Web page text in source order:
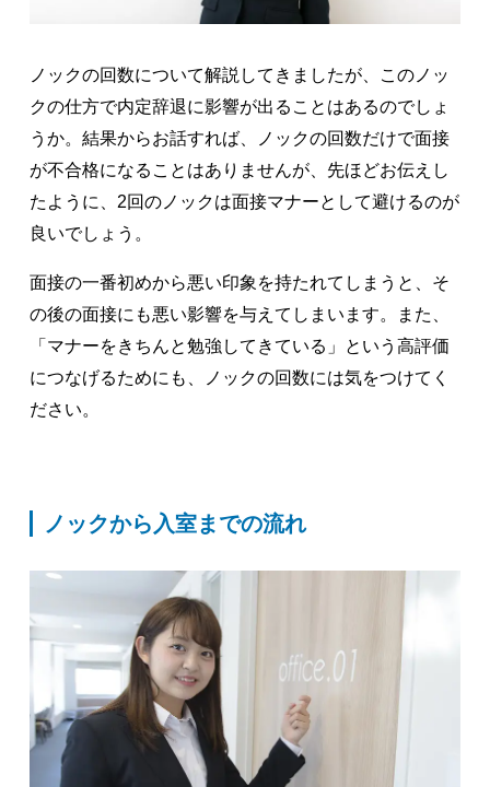
ノックの回数について解説してきましたが、このノッ
クの仕方で内定辞退に影響が出ることはあるのでしょ
うか。結果からお話すれば、ノックの回数だけで面接
が不合格になることはありませんが、先ほどお伝えし
たように、2回のノックは面接マナーとして避けるのが
良いでしょう。
面接の一番初めから悪い印象を持たれてしまうと、そ
の後の面接にも悪い影響を与えてしまいます。また、
「マナーをきちんと勉強してきている」という高評価
につなげるためにも、ノックの回数には気をつけてく
ださい。
ノックから入室までの流れ